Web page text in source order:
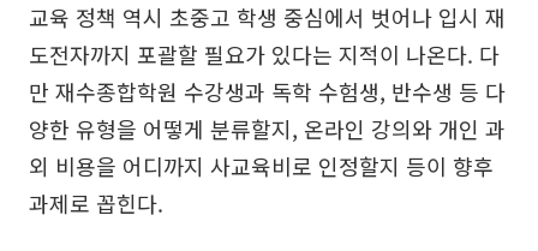
교육 정책 역시 초중고 학생 중심에서 벗어나 입시 재
도전자까지 포괄할 필요가 있다는 지적이 나온다. 다
만 재수종합학원 수강생과 독학 수험생, 반수생 등 다
양한 유형을 어떻게 분류할지, 온라인 강의와 개인 과
외 비용을 어디까지 사교육비로 인정할지 등이 향후
과제로 꼽힌다.